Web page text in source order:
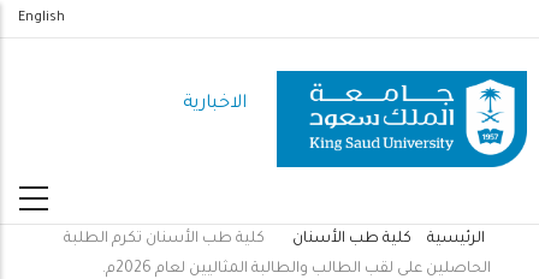
المحتوى
الرئيسي
English
الاخبارية
مسار
الرئيسية كلية طب الأسنان
كلية طب الأسنان تكرم الطلبة
الحاصلين على لقب الطالب والطالبة المثاليين لعام 2026م.